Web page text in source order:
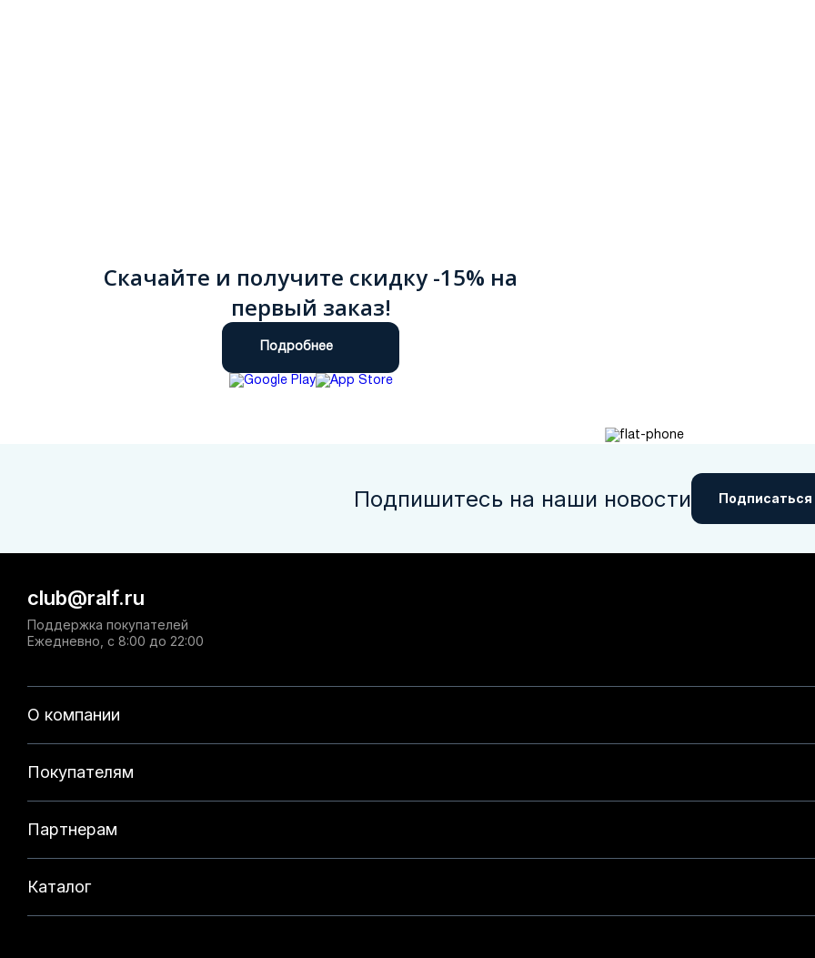
Скачайте и получите скидку -15% на
первый заказ!
Подробнее
Подпишитесь на наши новости Подписаться
О компании
Покупателям
Партнерам
Каталог
club@ralf.ru
Поддержка покупателей
Ежедневно, с 8:00 до 22:00